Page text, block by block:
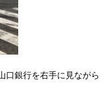
口銀行を右手に見ながら